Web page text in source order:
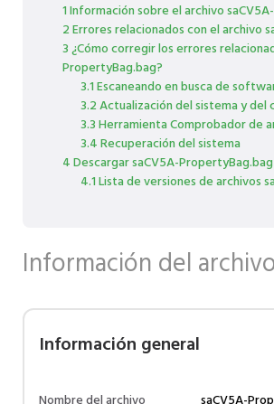
1 Información sobre el archivo
2 Errores relacionados con el archivo
3 ¿Cómo corregir los errores
PropertyBag.bag?
3.1 Escaneando en busca de
3.2 Actualización del sistema y
3.3 Herramienta Comprobador de
3.4 Recuperación del sistema
4 Descargar saCV5A-PropertyBag.bag
4.1 Lista de versiones de archivos
Información del
Información general